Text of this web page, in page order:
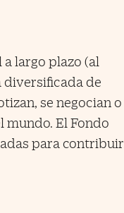
largo plazo (al
diversificada de
se negocian o
mundo. El Fondo
para contribuir